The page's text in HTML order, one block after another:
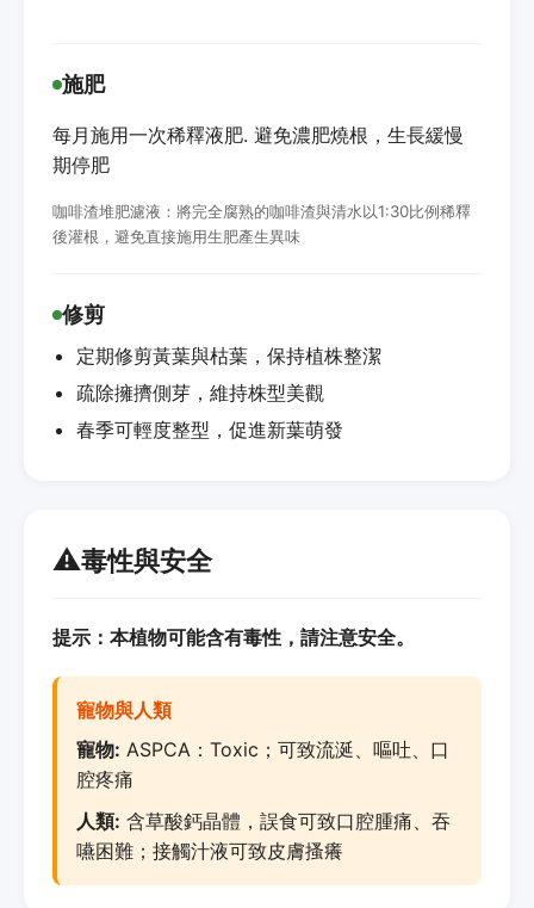
施肥
每月施用一次稀釋液肥. 避免濃肥燒根，生長緩慢
期停肥
咖啡渣堆肥濾液：將完全腐熟的咖啡渣與清水以1:30比例稀釋
後灌根，避免直接施用生肥產生異味
修剪
定期修剪黃葉與枯葉，保持植株整潔
疏除擁擠側芽，維持株型美觀
春季可輕度整型，促進新葉萌發
⚠️毒性與安全
提示：本植物可能含有毒性，請注意安全。
寵物與人類
寵物: ASPCA：Toxic；可致流涎、嘔吐、口
腔疼痛
人類: 含草酸鈣晶體，誤食可致口腔腫痛、吞
嚥困難；接觸汁液可致皮膚搔癢